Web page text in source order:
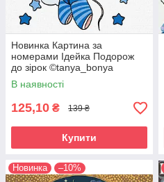
Новинка Картина за
номерами Ідейка Подорож
до зірок ©tanya_bonya
(KHO6129) 25 х 25 см
В наявності
125,10 ₴ 139 ₴
Купити
Новинка –10%